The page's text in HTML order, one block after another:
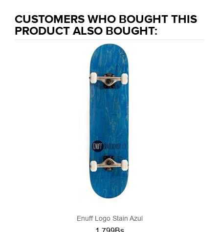
CUSTOMERS WHO BOUGHT THIS
PRODUCT ALSO BOUGHT:
Enuff Logo Stain Azul